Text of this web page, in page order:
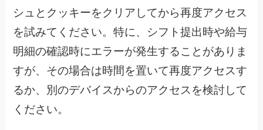
シュとクッキーをクリアしてから再度アクセス
を試みてください。特に、シフト提出時や給与
明細の確認時にエラーが発生することがありま
すが、その場合は時間を置いて再度アクセスす
るか、別のデバイスからのアクセスを検討して
ください。